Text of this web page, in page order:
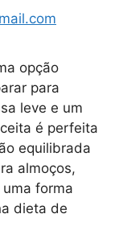
opção
para
leve e um
é perfeita
equilibrada
almoços,
forma
dieta de